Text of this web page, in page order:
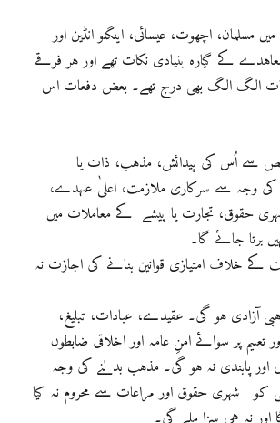
مسلمان، اچھوت، عیسائی، اینگلو انڈین اور
کے گیارہ بنیادی نکات تھے اور ہر فرقے
الگ الگ بھی درج تھے۔ بعض دفعات اس
سے اُس کی پیدائش، مذہب، ذات یا
وجہ سے سرکاری ملازمت، اعلیٰ عہدے،
حقوق، تجارت یا پیشے کے معاملات میں
برتا جائے گا۔
خلاف امتیازی قوانین بنانے کی اجازت نہ
آزادی ہو گی۔ عقیدے، عبادات، تبلیغ،
تعلیم پر سوائے امنِ عامہ اور اخلاقی ضابطوں
پابندی نہ ہو گی۔ مذہب بدلنے کی وجہ
شہری حقوق اور مراعات سے محروم نہ کیا